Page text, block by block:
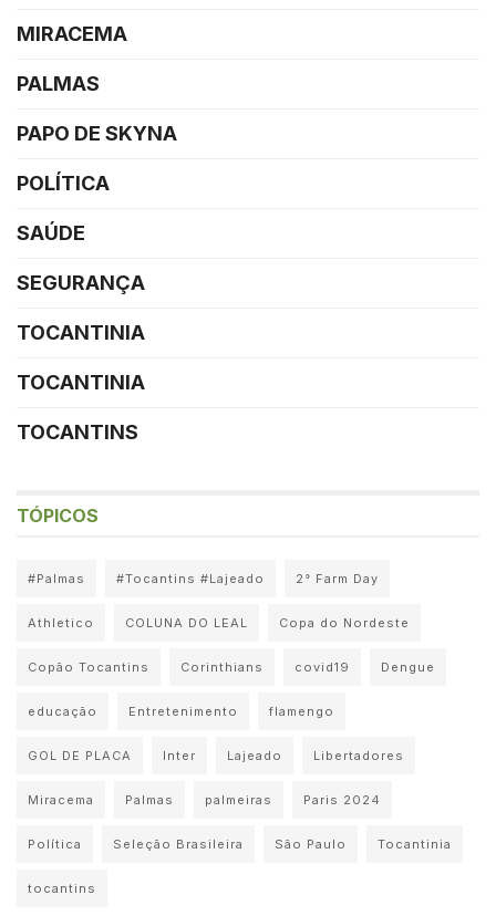
MIRACEMA
PALMAS
PAPO DE SKYNA
POLÍTICA
SAÚDE
SEGURANÇA
TOCANTINIA
TOCANTINIA
TOCANTINS
TÓPICOS
#Palmas #Tocantins #Lajeado 2° Farm Day
Athletico COLUNA DO LEAL Copa do Nordeste
Copão Tocantins Corinthians covid19 Dengue
educação Entretenimento flamengo
GOL DE PLACA Inter Lajeado Libertadores
Miracema Palmas palmeiras Paris 2024
Política Seleção Brasileira São Paulo Tocantinia
tocantins